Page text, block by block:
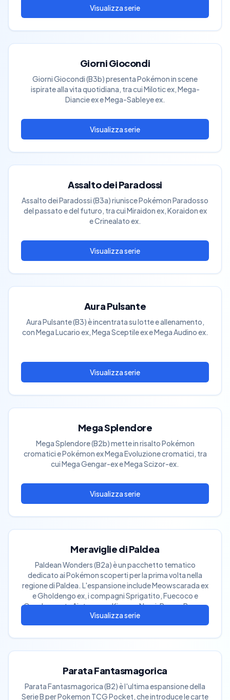
Giorni Giocondi
Giorni Giocondi (B3b) presenta Pokémon in scene
ispirate alla vita quotidiana, tra cui Milotic ex, Mega-
Diancie ex e Mega-Sableye ex.
Assalto dei Paradossi
Assalto dei Paradossi (B3a) riunisce Pokémon Paradosso
del passato e del futuro, tra cui Miraidon ex, Koraidon ex
e Crinealato ex.
Aura Pulsante
Aura Pulsante (B3) è incentrata su lotte e allenamento,
con Mega Lucario ex, Mega Sceptile ex e Mega Audino ex.
Mega Splendore
Mega Splendore (B2b) mette in risalto Pokémon
cromatici e Pokémon ex Mega Evoluzione cromatici, tra
cui Mega Gengar-ex e Mega Scizor-ex.
Meraviglie di Paldea
Paldean Wonders (B2a) è un pacchetto tematico
dedicato ai Pokémon scoperti per la prima volta nella
regione di Paldea. L'espansione include Meowscarada ex
e Gholdengo ex, i compagni Sprigatito, Fuecoco e
Quaxly e carte Aiuto come Kissara, Nemi, Pepe e Penny.
Parata Fantasmagorica
Parata Fantasmagorica (B2) è l'ultima espansione della
Serie B per Pokemon TCG Pocket, che introduce le carte